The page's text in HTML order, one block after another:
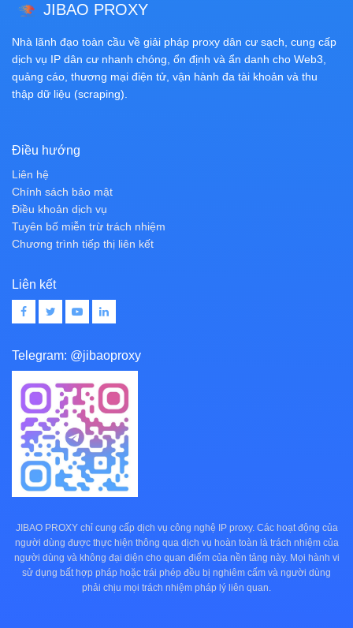
JIBAO PROXY
Nhà lãnh đạo toàn cầu về giải pháp proxy dân cư sạch, cung cấp
dịch vụ IP dân cư nhanh chóng, ổn định và ẩn danh cho Web3,
quảng cáo, thương mại điện tử, vận hành đa tài khoản và thu
thập dữ liệu (scraping).
Điều hướng
Liên hệ
Chính sách bảo mật
Điều khoản dịch vụ
Tuyên bố miễn trừ trách nhiệm
Chương trình tiếp thị liên kết
Liên kết
Telegram: @jibaoproxy
JIBAO PROXY chỉ cung cấp dịch vụ công nghệ IP proxy. Các hoạt động của
người dùng được thực hiện thông qua dịch vụ hoàn toàn là trách nhiệm của
người dùng và không đại diện cho quan điểm của nền tảng này. Mọi hành vi
sử dụng bất hợp pháp hoặc trái phép đều bị nghiêm cấm và người dùng
phải chịu mọi trách nhiệm pháp lý liên quan.